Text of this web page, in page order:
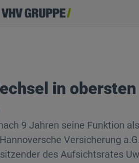
in obersten
9 Jahren seine Funktion
Versicherung
des Aufsichtsrates